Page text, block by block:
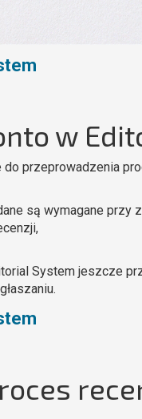
w
przeprowadzenia
są wymagane przy
System jeszcze